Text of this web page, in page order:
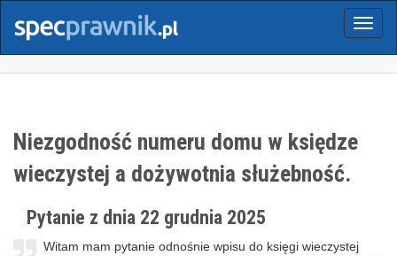
Menu
Niezgodność numeru domu w księdze
wieczystej a dożywotnia służebność.
Pytanie z dnia 22 grudnia 2025
Witam mam pytanie odnośnie wpisu do księgi wieczystej